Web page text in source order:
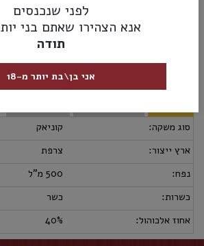
אזל מהמלאי
סוג משקה:
קוניאק
ארץ ייצור:
צרפת
נפח:
500 מ"ל
כשרות:
כשר
אחוז אלכוהול:
40%
לפני שנכנסים
אנא הצהירו שאתם בני
תודה
אני בן\בת יותר מ-18